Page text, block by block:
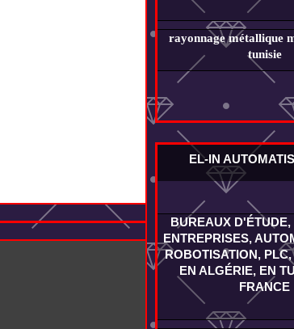
rayonnage métallique
tunisie
EL-IN
BUREAUX D'ÉTUDE,
ENTREPRISES,
ROBOTISATION,
EN ALGÉRIE, EN
FRANCE